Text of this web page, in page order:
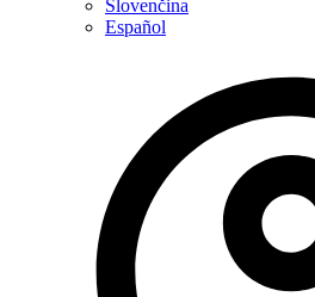
Slovenčina
Español